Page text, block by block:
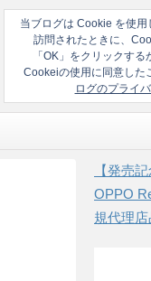
当ブログは Cookie を使
訪問されたときに、
「OK」をクリックす
Cookeiの使用に同意した
ログのプライ
【発売
OPPO
規代理